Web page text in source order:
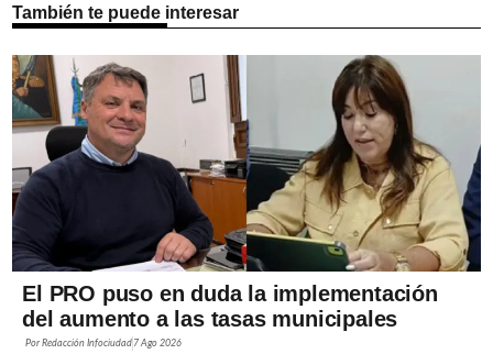
También te puede interesar
El PRO puso en duda la implementación
del aumento a las tasas municipales
PorRedacción Infociudad 7 Ago 2026